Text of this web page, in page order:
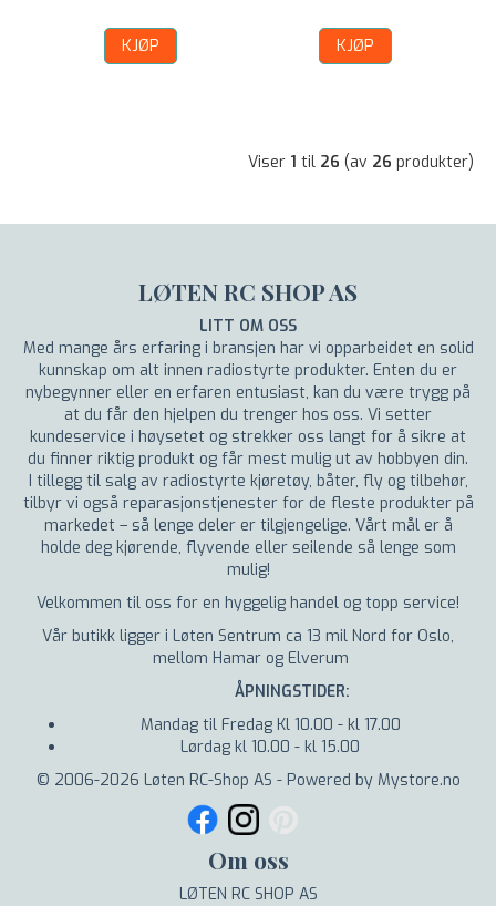
KJØP KJØP
Viser 1 til 26 (av 26 produkter)
LØTEN RC SHOP AS
LITT OM OSS
Med mange års erfaring i bransjen har vi opparbeidet en solid
kunnskap om alt innen radiostyrte produkter. Enten du er
nybegynner eller en erfaren entusiast, kan du være trygg på
at du får den hjelpen du trenger hos oss. Vi setter
kundeservice i høysetet og strekker oss langt for å sikre at
du finner riktig produkt og får mest mulig ut av hobbyen din.
I tillegg til salg av radiostyrte kjøretøy, båter, fly og tilbehør,
tilbyr vi også reparasjonstjenester for de fleste produkter på
markedet – så lenge deler er tilgjengelige. Vårt mål er å
holde deg kjørende, flyvende eller seilende så lenge som
mulig!
Velkommen til oss for en hyggelig handel og topp service!
Vår butikk ligger i Løten Sentrum ca 13 mil Nord for Oslo,
mellom Hamar og Elverum
ÅPNINGSTIDER:
Mandag til Fredag Kl 10.00 - kl 17.00
Lørdag kl 10.00 - kl 15.00
© 2006-2026 Løten RC-Shop AS - Powered by Mystore.no
Om oss
LØTEN RC SHOP AS